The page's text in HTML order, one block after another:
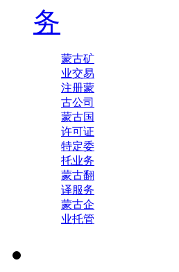
务
蒙古矿
业交易
注册蒙
古公司
蒙古国
许可证
特定委
托业务
蒙古翻
译服务
蒙古企
业托管